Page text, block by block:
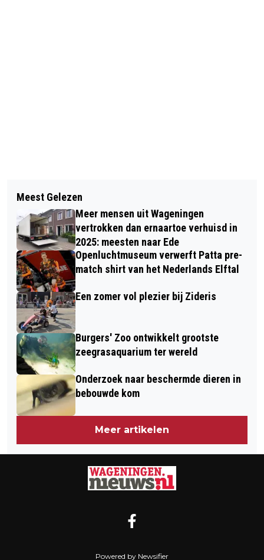
EUROPA KINDERHULP ZOEKT
GELDERSE GASTGEZINNEN
WAGENINGS EREZILVER VOOR JAZZ-
AMBASSADEUR ANDREA BROESDER
Meest Gelezen
Meer mensen uit Wageningen
vertrokken dan ernaartoe verhuisd in
2025: meesten naar Ede
Openluchtmuseum verwerft Patta pre-
match shirt van het Nederlands Elftal
Een zomer vol plezier bij Zideris
Burgers' Zoo ontwikkelt grootste
zeegrasaquarium ter wereld
Onderzoek naar beschermde dieren in
bebouwde kom
Meer artikelen
Powered by Newsifier